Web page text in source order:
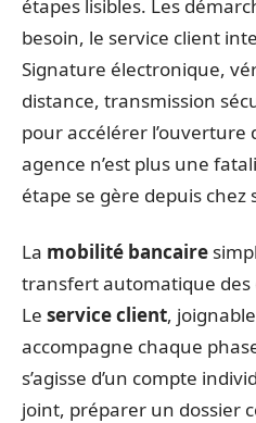
étapes lisibles. Les
besoin, le service client
Signature électronique,
distance, transmission
pour accélérer
agence n’est plus une
étape se gère depuis chez
La mobilité bancaire
transfert automatique
Le service client,
accompagne chaque
s’agisse d’un compte
joint, préparer un dossier